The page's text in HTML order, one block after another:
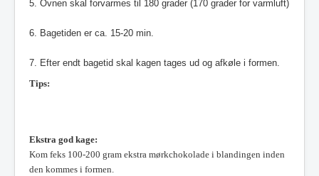
5. Ovnen skal forvarmes til 180 grader (170 grader for varmluft)
6. Bagetiden er ca. 15-20 min.
7. Efter endt bagetid skal kagen tages ud og afkøle i formen.
Tips:
Ekstra god kage:
Kom feks 100-200 gram ekstra mørkchokolade i blandingen inden
den kommes i formen.